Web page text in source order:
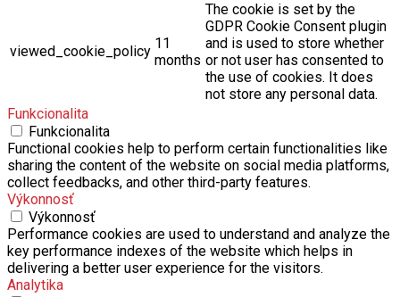
viewed_cookie_policy 11
months
The cookie is set by the
GDPR Cookie Consent plugin
and is used to store whether
or not user has consented to
the use of cookies. It does
not store any personal data.
Funkcionalita
Funkcionalita
Functional cookies help to perform certain functionalities like
sharing the content of the website on social media platforms,
collect feedbacks, and other third-party features.
Výkonnosť
Výkonnosť
Performance cookies are used to understand and analyze the
key performance indexes of the website which helps in
delivering a better user experience for the visitors.
Analytika